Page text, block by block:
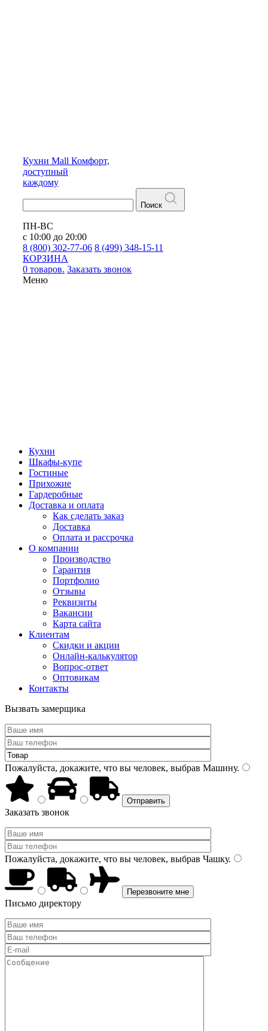
Кухни Mall Комфорт,
доступный
каждому
Поиск
ПН-ВС
с 10:00 до 20:00
8 (800) 302-77-06 8 (499) 348-15-11
КОРЗИНА
0 товаров. Заказать звонок
Меню
Кухни
Шкафы-купе
Гостиные
Прихожие
Гардеробные
Доставка и оплата
Как сделать заказ
Доставка
Оплата и рассрочка
О компании
Производство
Гарантия
Портфолио
Отзывы
Реквизиты
Вакансии
Карта сайта
Клиентам
Скидки и акции
Онлайн-калькулятор
Вопрос-ответ
Оптовикам
Контакты
Вызвать замерщика
Пожалуйста, докажите, что вы человек, выбрав Машину.
Заказать звонок
Пожалуйста, докажите, что вы человек, выбрав Чашку.
Письмо директору